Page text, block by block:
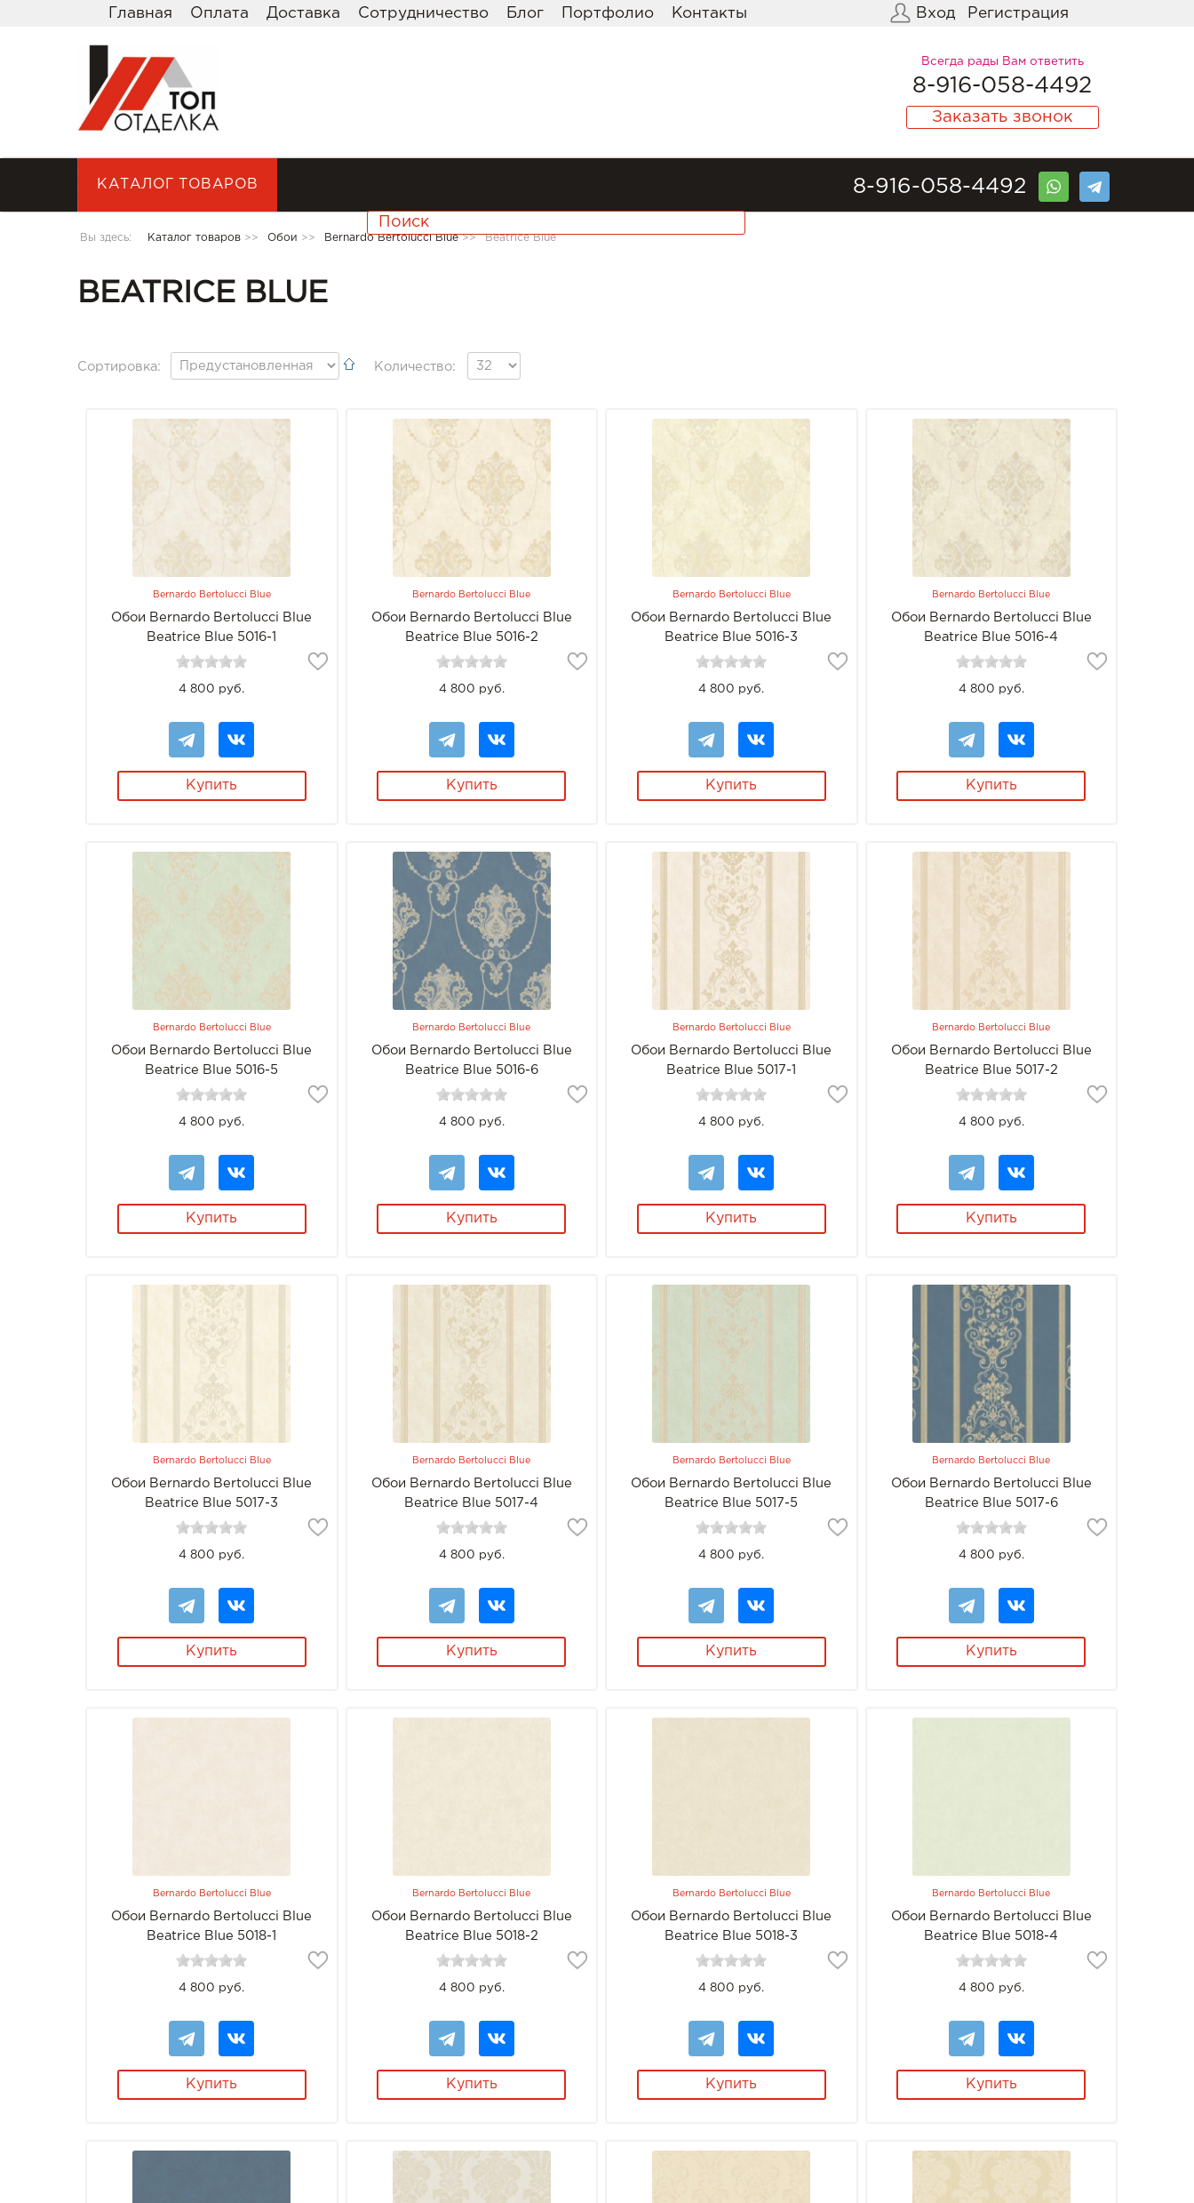
Главная Оплата Доставка Сотрудничество Блог Портфолио Контакты Вход Регистрация
Всегда рады Вам ответить
8-916-058-4492
Заказать звонок
КАТАЛОГ ТОВАРОВ 8-916-058-4492
Вы здесь: Каталог товаров >> Обои >> Bernardo Bertolucci Blue >> Beatrice Blue
BEATRICE BLUE
Сортировка: Количество:
Bernardo Bertolucci Blue
Обои Bernardo Bertolucci Blue
Beatrice Blue 5016-1
4 800 руб.
Купить
Bernardo Bertolucci Blue
Обои Bernardo Bertolucci Blue
Beatrice Blue 5016-2
4 800 руб.
Купить
Bernardo Bertolucci Blue
Обои Bernardo Bertolucci Blue
Beatrice Blue 5016-3
4 800 руб.
Купить
Bernardo Bertolucci Blue
Обои Bernardo Bertolucci Blue
Beatrice Blue 5016-4
4 800 руб.
Купить
Bernardo Bertolucci Blue
Обои Bernardo Bertolucci Blue
Beatrice Blue 5016-5
4 800 руб.
Купить
Bernardo Bertolucci Blue
Обои Bernardo Bertolucci Blue
Beatrice Blue 5016-6
4 800 руб.
Купить
Bernardo Bertolucci Blue
Обои Bernardo Bertolucci Blue
Beatrice Blue 5017-1
4 800 руб.
Купить
Bernardo Bertolucci Blue
Обои Bernardo Bertolucci Blue
Beatrice Blue 5017-2
4 800 руб.
Купить
Bernardo Bertolucci Blue
Обои Bernardo Bertolucci Blue
Beatrice Blue 5017-3
4 800 руб.
Купить
Bernardo Bertolucci Blue
Обои Bernardo Bertolucci Blue
Beatrice Blue 5017-4
4 800 руб.
Купить
Bernardo Bertolucci Blue
Обои Bernardo Bertolucci Blue
Beatrice Blue 5017-5
4 800 руб.
Купить
Bernardo Bertolucci Blue
Обои Bernardo Bertolucci Blue
Beatrice Blue 5017-6
4 800 руб.
Купить
Bernardo Bertolucci Blue
Обои Bernardo Bertolucci Blue
Beatrice Blue 5018-1
4 800 руб.
Купить
Bernardo Bertolucci Blue
Обои Bernardo Bertolucci Blue
Beatrice Blue 5018-2
4 800 руб.
Купить
Bernardo Bertolucci Blue
Обои Bernardo Bertolucci Blue
Beatrice Blue 5018-3
4 800 руб.
Купить
Bernardo Bertolucci Blue
Обои Bernardo Bertolucci Blue
Beatrice Blue 5018-4
4 800 руб.
Купить